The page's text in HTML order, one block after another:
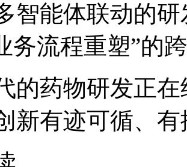
多智能体联动的
务流程重塑”的
的药物研发正
有迹可循、有